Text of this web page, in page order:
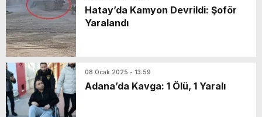
Hatay’da Kamyon Devrildi: Şoför
Yaralandı
08 Ocak 2025 - 13:59
Adana’da Kavga: 1 Ölü, 1 Yaralı